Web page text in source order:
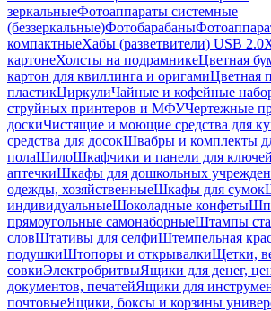
зеркальныеФотоаппараты системные
(беззеркальные)Фотобарабаны
компактныеХабы (разветвители) USB 2.0
картонеХолсты на подрамникеЦветная
картон для квиллинга и оригамиЦветная
пластикЦиркулиЧайные и кофейные
струйных принтеров и МФУЧертежные
доскиЧистящие и моющие средства для
средства для досокШвабры и комплекты
полаШилоШкафчики и панели для ключей
аптечкиШкафы для дошкольных
одежды, хозяйственныеШкафы для сумок
индивидуальныеШоколадные конфеты
прямоугольные самонаборныеШтампы
словШтативы для селфиШтемпельная
подушкиШтопоры и открывалкиЩетки,
совкиЭлектробритвыЯщики для денег,
документов, печатейЯщики для
почтовыеЯщики, боксы и корзины